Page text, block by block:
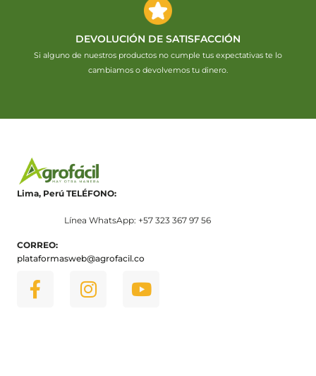
DEVOLUCIÓN DE SATISFACCIÓN
Si alguno de nuestros productos no cumple tus expectativas te lo
cambiamos o devolvemos tu dinero.
Lima, Perú TELÉFONO:
Línea WhatsApp: +57 323 367 97 56
CORREO:
plataformasweb@agrofacil.co